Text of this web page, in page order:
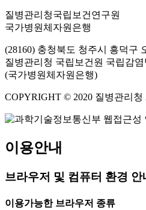
질병관리청국립보건연구원
국가병원체자원은행
(28160) 충청북도 청주시 흥덕구
질병관리청 국립보건원 국립감
(국가병원체자원은행)
COPYRIGHT © 2020 질병관리
이용안내
브라우저 및 컴퓨터 환경 안
이용가능한 브라우저 종류